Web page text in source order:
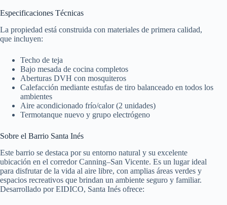
Especificaciones Técnicas
La propiedad está construida con materiales de primera calidad,
que incluyen:
Techo de teja
Bajo mesada de cocina completos
Aberturas DVH con mosquiteros
Calefacción mediante estufas de tiro balanceado en todos los
ambientes
Aire acondicionado frío/calor (2 unidades)
Termotanque nuevo y grupo electrógeno
Sobre el Barrio Santa Inés
Este barrio se destaca por su entorno natural y su excelente
ubicación en el corredor Canning–San Vicente. Es un lugar ideal
para disfrutar de la vida al aire libre, con amplias áreas verdes y
espacios recreativos que brindan un ambiente seguro y familiar.
Desarrollado por EIDICO, Santa Inés ofrece: